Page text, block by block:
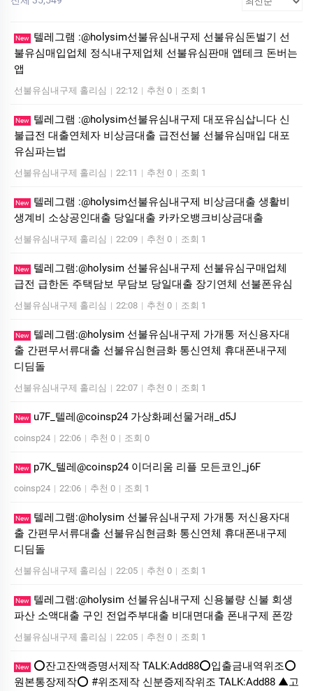
New
텔레그램 :@holysim선불유심내구제 선불유심돈벌기 선
불유심매입업체 정식내구제업체 선불유심판매 앱테크 돈버는
앱
선불유심내구제 홀리심 | 22:12 | 추천 0 | 조회 1
New
텔레그램 :@holysim선불유심내구제 대포유심삽니다 신
불급전 대출연체자 비상금대출 급전선불 선불유심매입 대포
유심파는법
선불유심내구제 홀리심 | 22:11 | 추천 0 | 조회 1
New
텔레그램 :@holysim선불유심내구제 비상금대출 생활비
생계비 소상공인대출 당일대출 카카오뱅크비상금대출
선불유심내구제 홀리심 | 22:09 | 추천 0 | 조회 1
New
텔레그램:@holysim 선불유심내구제 선불유심구매업체
급전 급한돈 주택담보 무담보 당일대출 장기연체 선불폰유심
선불유심내구제 홀리심 | 22:08 | 추천 0 | 조회 1
New
텔레그램:@holysim 선불유심내구제 가개통 저신용자대
출 간편무서류대출 선불유심현금화 통신연체 휴대폰내구제
디딤돌
선불유심내구제 홀리심 | 22:07 | 추천 0 | 조회 1
New u7F_텔레@coinsp24 가상화폐선물거래_d5J
coinsp24 | 22:06 | 추천 0 | 조회 0
New p7K_텔레@coinsp24 이더리움 리플 모든코인_j6F
coinsp24 | 22:06 | 추천 0 | 조회 1
New
텔레그램:@holysim 선불유심내구제 가개통 저신용자대
출 간편무서류대출 선불유심현금화 통신연체 휴대폰내구제
디딤돌
선불유심내구제 홀리심 | 22:05 | 추천 0 | 조회 1
New
텔레그램:@holysim 선불유심내구제 신용불량 신불 회생
파산 소액대출 구인 전업주부대출 비대면대출 폰내구제 폰깡
선불유심내구제 홀리심 | 22:05 | 추천 0 | 조회 1
New
⭕️잔고잔액증명서제작 TALK:Add88⭕️입출금내역위조⭕️
원본통장제작⭕️ #위조제작 신분증제작위조 TALK:Add88 ▲고